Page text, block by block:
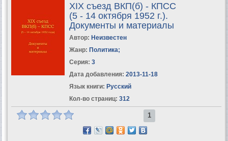
XIX съезд ВКП(б) - КПСС
(5 - 14 октября 1952 г.).
Документы и материалы
Автор: Неизвестен
Жанр: Политика;
Серия: 3
Дата добавления: 2013-11-18
Язык книги: Русский
Кол-во страниц: 312
1